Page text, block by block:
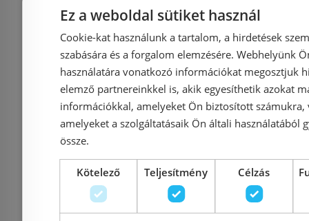
Újdonság
klakk leeresztő,
szálcsiszolt arany
WF00205
Ez a weboldal sütiket használ
Cookie-kat használunk a tartalom, a hirdetések
szabására és a forgalom elemzésére. Webhelyünk
használatára vonatkozó információkat megosztjuk
elemző partnereinkkel is, akik egyesíthetik azokat
információkkal, amelyeket Ön biztosított számukra,
amelyeket a szolgáltatásaik Ön általi használatából
össze.
Kötelező Teljesítmény Célzás